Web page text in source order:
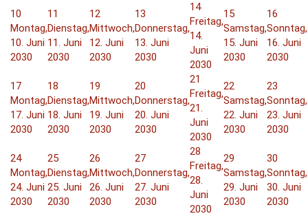
10
Montag,
10. Juni
2030
11
Dienstag,
11. Juni
2030
12
Mittwoch,
12. Juni
2030
13
Donnerstag,
13. Juni
2030
14
Freitag,
14.
Juni
2030
15
Samstag,
15. Juni
2030
16
Sonntag,
16. Juni
2030
17
Montag,
17. Juni
2030
18
Dienstag,
18. Juni
2030
19
Mittwoch,
19. Juni
2030
20
Donnerstag,
20. Juni
2030
21
Freitag,
21.
Juni
2030
22
Samstag,
22. Juni
2030
23
Sonntag,
23. Juni
2030
24
Montag,
24. Juni
2030
25
Dienstag,
25. Juni
2030
26
Mittwoch,
26. Juni
2030
27
Donnerstag,
27. Juni
2030
28
Freitag,
28.
Juni
2030
29
Samstag,
29. Juni
2030
30
Sonntag,
30. Juni
2030